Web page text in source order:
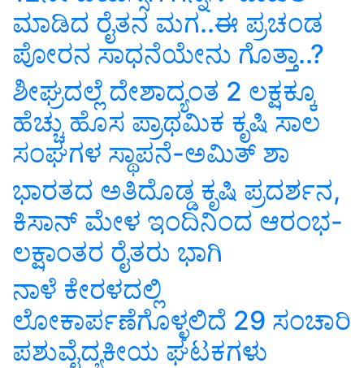
ಮಾಡಿದ ರೈತನ ಮಗ..ಈ ಪ್ರಚಂಡ
ಪೋರನ ಸಾಧನೆಯೇನು ಗೊತ್ತಾ..?
ಶೀಘ್ರದಲ್ಲೆ ದೇಶಾದ್ಯಂತ 2 ಲಕ್ಷಕ್ಕೂ
ಹೆಚ್ಚು ಹೊಸ ಪ್ರಾಥಮಿಕ ಕೃಷಿ ಸಾಲ
ಸಂಘಗಳ ಸ್ಥಾಪನೆ-ಅಮಿತ್‌ ಶಾ
ಭಾರತದ ಅತಿದೊಡ್ಡ ಕೃಷಿ ಪ್ರದರ್ಶನ,
ಕಿಸಾನ್ ಮೇಳ ಇಂದಿನಿಂದ ಆರಂಭ-
ಲಕ್ಷಾಂತರ ರೈತರು ಭಾಗಿ
ನಾಳೆ ಕೇರಳದಲ್ಲಿ
ಲೋಕಾರ್ಪಣೆಗೊಳ್ಳಲಿದೆ 29 ಸಂಚಾರಿ
ಪಶುವೈದ್ಯಕೀಯ ಘಟಕಗಳು